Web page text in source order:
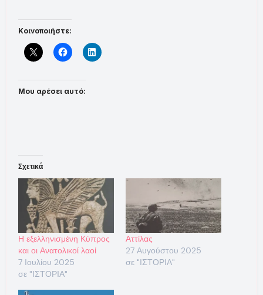
Κοινοποιήστε:
Μου αρέσει αυτό:
Σχετικά
Η εξελληνισμένη Κύπρος
και οι Ανατολικοί λαοί
7 Ιουλίου 2025
σε "ΙΣΤΟΡΙΑ"
Αττίλας
27 Αυγούστου 2025
σε "ΙΣΤΟΡΙΑ"